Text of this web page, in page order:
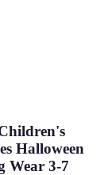
Halloween
Wear 3-7